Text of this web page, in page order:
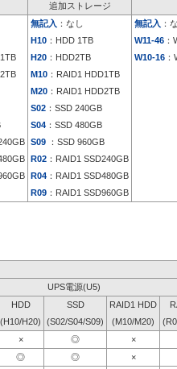
追加ストレージ
無記入 ：なし 無記入 ：
H10 ：HDD 1TB W11-46
H20 ：HDD2TB W10-16
M10 ：RAID1 HDD1TB
M20 ：RAID1 HDD2TB
S02 ：SSD 240GB
S04 ：SSD 480GB
S09 ：SSD 960GB
R02 ：RAID1 SSD240GB
R04 ：RAID1 SSD480GB
R09 ：RAID1 SSD960GB
ジ
UPS電源(U5)
HDD SSD RAID1 HDD
(H10/H20) (S02/S04/S09) (M10/M20)
× ◎ ×
◎ ◎ ×